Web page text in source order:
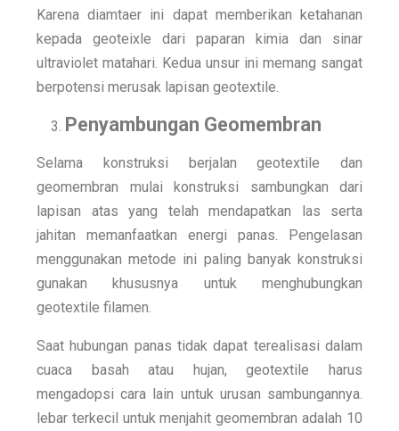
Karena diamtaer ini dapat memberikan ketahanan
kepada geoteixle dari paparan kimia dan sinar
ultraviolet matahari. Kedua unsur ini memang sangat
berpotensi merusak lapisan geotextile.
Penyambungan Geomembran
Selama konstruksi berjalan geotextile dan
geomembran mulai konstruksi sambungkan dari
lapisan atas yang telah mendapatkan las serta
jahitan memanfaatkan energi panas. Pengelasan
menggunakan metode ini paling banyak konstruksi
gunakan khususnya untuk menghubungkan
geotextile filamen.
Saat hubungan panas tidak dapat terealisasi dalam
cuaca basah atau hujan, geotextile harus
mengadopsi cara lain untuk urusan sambungannya.
lebar terkecil untuk menjahit geomembran adalah 10